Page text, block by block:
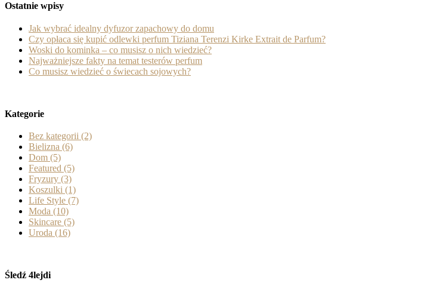
Ostatnie wpisy
Jak wybrać idealny dyfuzor zapachowy do domu
Czy opłaca się kupić odlewki perfum Tiziana Terenzi Kirke Extrait de Parfum?
Woski do kominka – co musisz o nich wiedzieć?
Najważniejsze fakty na temat testerów perfum
Co musisz wiedzieć o świecach sojowych?
Kategorie
Bez kategorii (2)
Bielizna (6)
Dom (5)
Featured (5)
Fryzury (3)
Koszulki (1)
Life Style (7)
Moda (10)
Skincare (5)
Uroda (16)
Śledź 4lejdi